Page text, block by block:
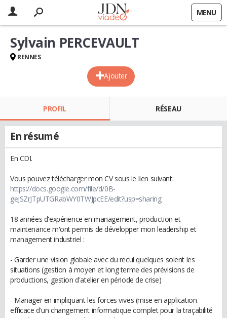
MENU
Ajouter
Sylvain PERCEVAULT
RENNES
PROFIL RÉSEAU
En résumé
En CDI.
Vous pouvez télécharger mon CV sous le lien suivant:
https://docs.google.com/file/d/0B-
geJSZrJTpUTGRabWY0TWJpcEE/edit?usp=sharing
18 années d'expérience en management, production et
maintenance m'ont permis de développer mon leadership et
management industriel :
- Garder une vision globale avec du recul quelques soient les
situations (gestion à moyen et long terme des prévisions de
productions, gestion d'atelier en période de crise)
- Manager en impliquant les forces vives (mise en application
efficace d'un changement informatique complet pour la traçabilité